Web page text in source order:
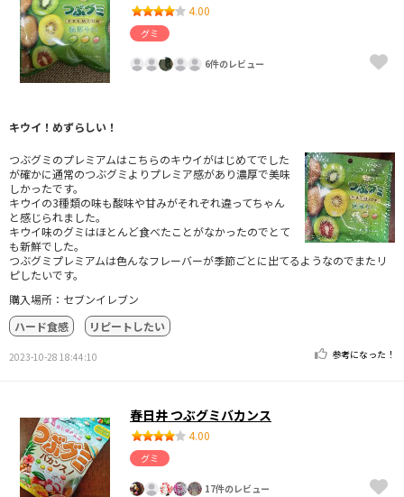
4.00
グミ
6件のレビュー
キウイ！めずらしい！
つぶグミのプレミアムはこちらのキウイがはじめてでした
が確かに通常のつぶグミよりプレミア感があり濃厚で美味
しかったです。
キウイの3種類の味も酸味や甘みがそれぞれ違ってちゃん
と感じられました。
キウイ味のグミはほとんど食べたことがなかったのでとて
も新鮮でした。
つぶグミプレミアムは色んなフレーバーが季節ごとに出てるようなのでまたリ
ピしたいです。
購入場所：セブンイレブン
ハード食感
リピートしたい
2023-10-28 18:44:10 参考になった！
春日井 つぶグミバカンス
4.00
グミ
17件のレビュー